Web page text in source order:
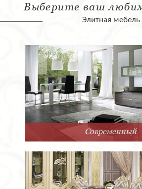
Выберите ваш
Элитная мебель
Современный